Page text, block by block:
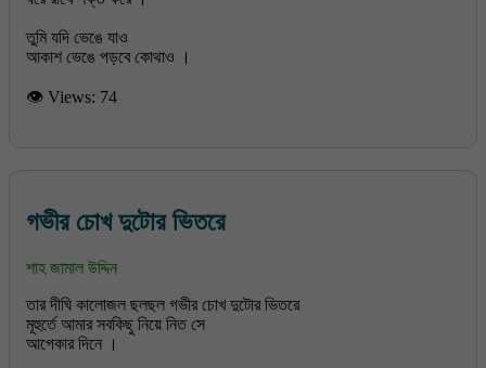
তুমি যদি ভেঙে যাও
👁 Views: 74
গভীর চোখ দুটোর ভিতরে
শাহ জামাল উদ্দিন
তার দীঘি কালোজল ছলছল গভীর চোখ দুটোর ভিতরে
মূহুর্তে আমার সবকিছু নিয়ে নিত সে
আগেকার দিনে ।